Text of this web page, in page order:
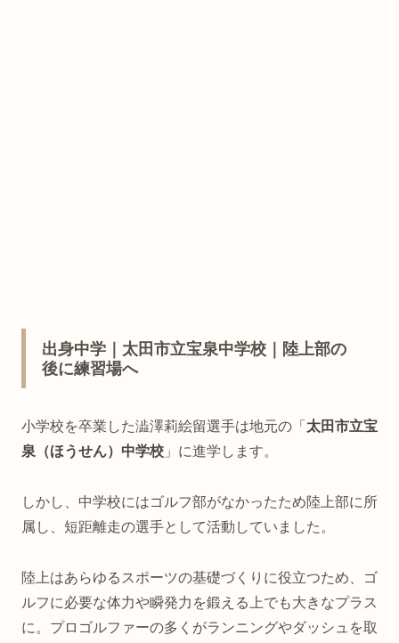
出身中学｜太田市立宝泉中学校｜陸上部の
後に練習場へ
小学校を卒業した澁澤莉絵留選手は地元の「 太田市立宝
泉（ほうせん）中学校 」に進学します。
しかし、中学校にはゴルフ部がなかったため陸上部に所
属し、短距離走の選手として活動していました。
陸上はあらゆるスポーツの基礎づくりに役立つため、ゴ
ルフに必要な体力や瞬発力を鍛える上でも大きなプラス
に。プロゴルファーの多くがランニングやダッシュを取